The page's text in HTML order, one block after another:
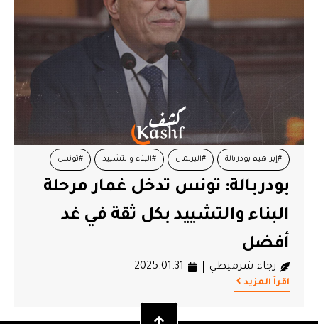
#إبراهيم بودربالة #البرلمان #البناء والتشييد #تونس
بودربالة: تونس تدخل غمار مرحلة
البناء والتشييد بكل ثقة في غد
أفضل
رجاء شرميطي 2025.01.31
اقرأ المزيد